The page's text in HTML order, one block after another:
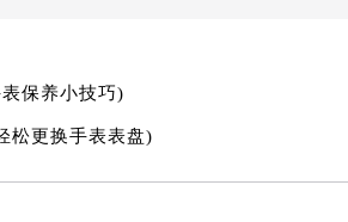
宝格丽售后服务中心（需提前预约）
宝格丽售后服务中心（需提前预约）
保养小技巧)
松更换手表表盘)